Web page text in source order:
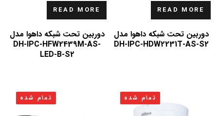
READ MORE
دوربین تحت شبکه داهوا مدل
DH-IPC-HDW2231T-AS-S2
READ MORE
دوربین تحت شبکه داهوا مدل
DH-IPC-HFW2439M-AS-
LED-B-S2
تمام شده تمام شده